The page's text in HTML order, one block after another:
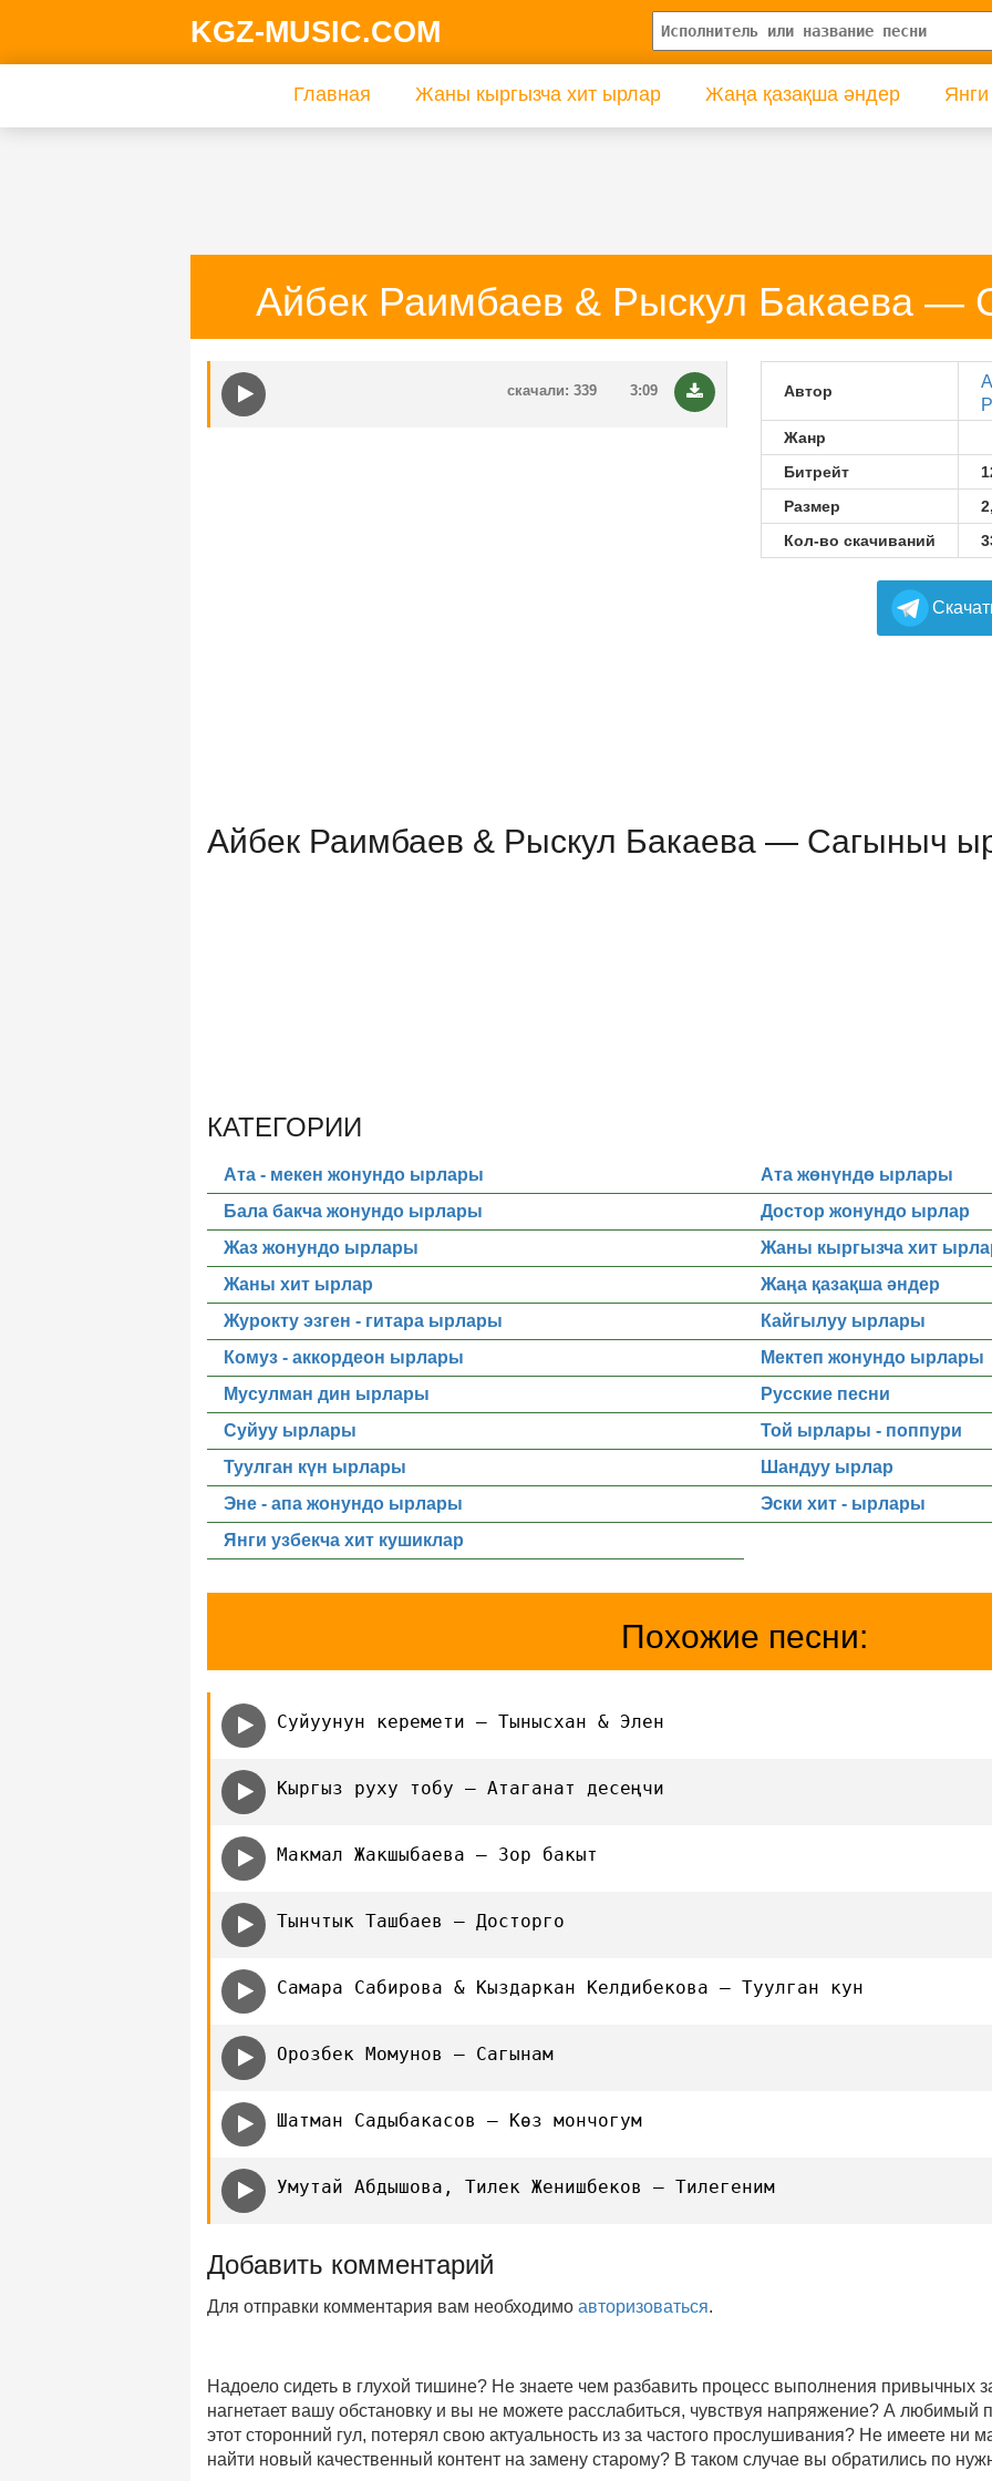
KGZ-MUSIC.COM
Главная Жаны кыргызча хит ырлар Жаңа қазақша әндер
Айбек Раимбаев & Рыскул Бакаева —
3:09
скачали: 339 Автор
Жанр
Битрейт
Размер
Кол-во скачиваний
Айбек Раимбаев & Рыскул Бакаева — Сагыныч
КАТЕГОРИИ
Ата - мекен жонундо ырлары
Ата жөнүндө ырлары
Бала бакча жонундо ырлары
Достор жонундо ырлар
Жаз жонундо ырлары
Жаны кыргызча хит
Жаны хит ырлар
Жаңа қазақша әндер
Журокту эзген - гитара ырлары
Кайгылуу ырлары
Комуз - аккордеон ырлары
Мектеп жонундо ырлары
Мусулман дин ырлары
Русские песни
Суйуу ырлары
Той ырлары - поппури
Туулган күн ырлары
Шандуу ырлар
Эне - апа жонундо ырлары
Эски хит - ырлары
Янги узбекча хит кушиклар
Похожие песни:
Суйуунун керемети — Тынысхан & Элен
Кыргыз руху тобу — Атаганат десеңчи
Макмал Жакшыбаева — Зор бакыт
Тынчтык Ташбаев — Досторго
Самара Сабирова & Кыздаркан Келдибекова — Туулган кун
Орозбек Момунов — Сагынам
Шатман Садыбакасов — Көз мончогум
Умутай Абдышова, Тилек Женишбеков — Тилегеним
Добавить комментарий
Для отправки комментария вам необходимо авторизоваться.
Надоело сидеть в глухой тишине? Не знаете чем разбавить процесс выполнения
нагнетает вашу обстановку и вы не можете расслабиться, чувствуя напряжение? А любимый
этот сторонний гул, потерял свою актуальность из за частого прослушивания? Не имеете ни
найти новый качественный контент на замену старому? В таком случае вы обратились по